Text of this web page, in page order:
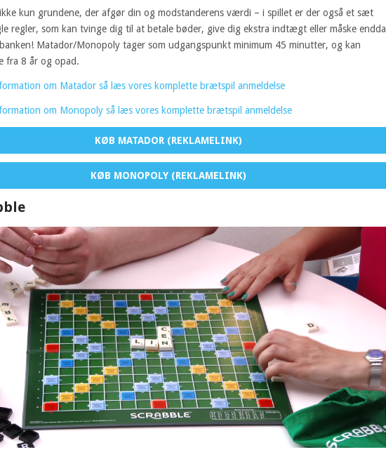
kun grundene, der afgør din og modstanderens værdi – i spillet er der også et sæt
regler, som kan tvinge dig til at betale bøder, give dig ekstra indtægt eller måske endda
Matador/Monopoly tager som udgangspunkt minimum 45 minutter, og kan
fra 8 år og opad.
om Matador så læs vores komplette brætspil anmeldelse
om Monopoly så læs vores komplette brætspil anmeldelse
KØB MATADOR (REKLAMELINK)
KØB MONOPOLY (REKLAMELINK)